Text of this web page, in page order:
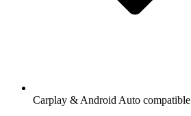
Carplay & Android Auto compatible